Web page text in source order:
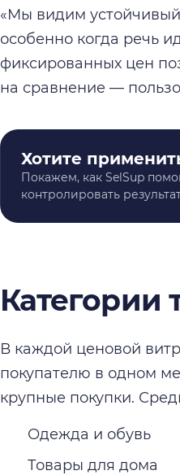
«Мы видим
особенно когда речь
фиксированных цен
на сравнение —
Хотите
Покажем, как SelSup
контролировать
Категории
В каждой ценовой
покупателю в одном
крупные покупки.
Одежда и обувь
Товары для дома